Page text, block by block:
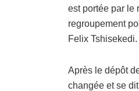
est portée par le
regroupement
Felix Tshisekedi.
Après le dépôt
changée et se